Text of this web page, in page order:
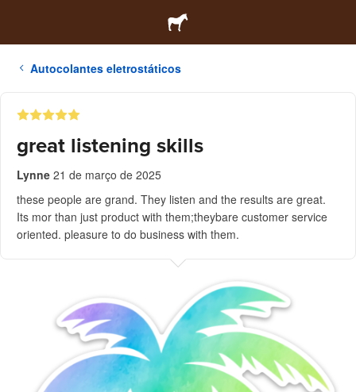
Autocolantes eletrostáticos
great listening skills
Lynne 21 de março de 2025
these people are grand. They listen and the results are great.
Its mor than just product with them;theybare customer service
oriented. pleasure to do business with them.